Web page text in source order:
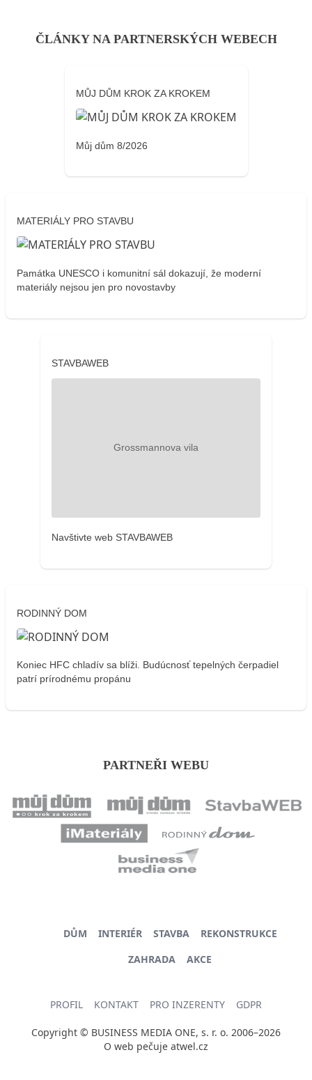
ČLÁNKY NA PARTNERSKÝCH WEBECH
MŮJ DŮM KROK ZA KROKEM
Můj dům 8/2026
MATERIÁLY PRO STAVBU
Památka UNESCO i komunitní sál dokazují, že moderní
materiály nejsou jen pro novostavby
STAVBAWEB
Navštivte web STAVBAWEB
RODINNÝ DOM
Koniec HFC chladív sa blíži. Budúcnosť tepelných čerpadiel
patrí prírodnému propánu
PARTNEŘI WEBU
DŮM INTERIÉR STAVBA
REKONSTRUKCE
ZAHRADA
AKCE
PROFIL KONTAKT PRO INZERENTY GDPR
Copyright © BUSINESS MEDIA ONE, s. r. o. 2006–2026